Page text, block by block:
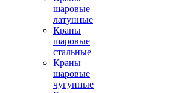
шаровые
латунные
Краны
шаровые
стальные
Краны
шаровые
чугунные